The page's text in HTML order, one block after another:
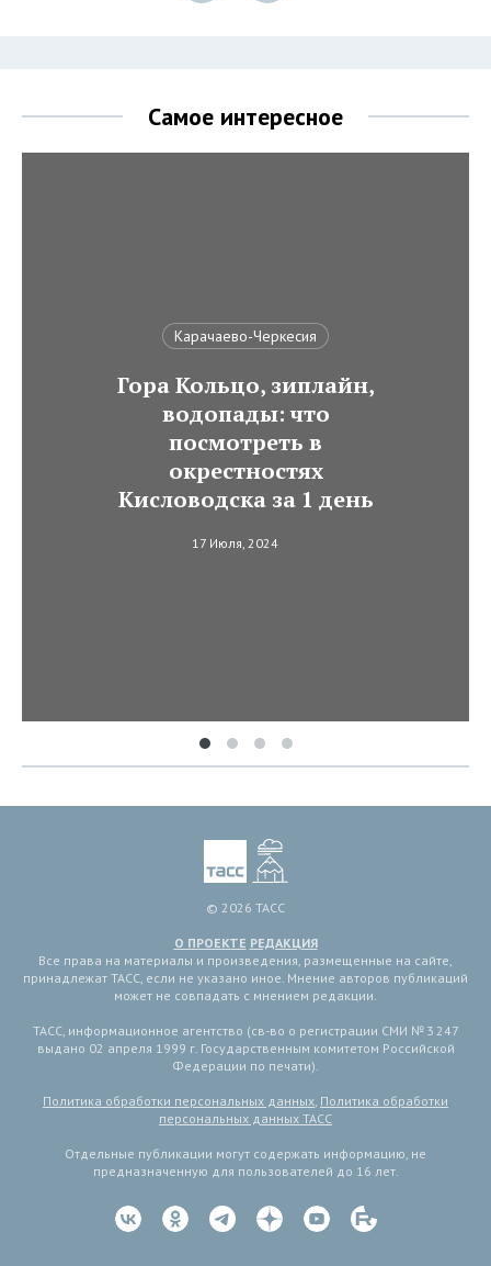
Самое интересное
Карачаево-Черкесия
Гора Кольцо, зиплайн,
водопады: что
посмотреть в
окрестностях
Кисловодска за 1 день
17 Июля, 2024
© 2026 ТАСС
О ПРОЕКТЕ РЕДАКЦИЯ
Все права на материалы и произведения, размещенные на сайте,
принадлежат ТАСС, если не указано иное. Мнение авторов публикаций
может не совпадать с мнением редакции.
ТАСС, информационное агентство (св-во о регистрации СМИ № 3 247
выдано 02 апреля 1999 г. Государственным комитетом Российской
Федерации по печати).
Политика обработки персональных данных, Политика обработки
персональных данных ТАСС
Отдельные публикации могут содержать информацию, не
предназначенную для пользователей до 16 лет.